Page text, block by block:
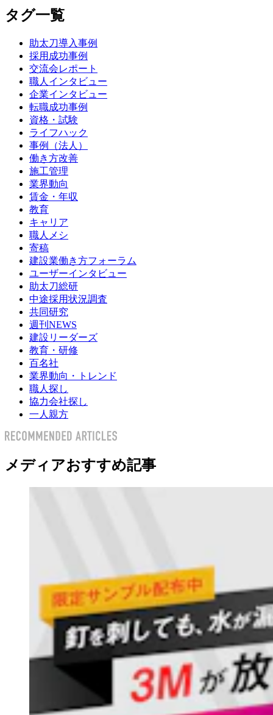
タグ一覧
助太刀導入事例
採用成功事例
交流会レポート
職人インタビュー
企業インタビュー
転職成功事例
資格・試験
ライフハック
事例（法人）
働き方改善
施工管理
業界動向
賃金・年収
教育
キャリア
職人メシ
寄稿
建設業働き方フォーラム
ユーザーインタビュー
助太刀総研
中途採用状況調査
共同研究
週刊NEWS
建設リーダーズ
教育・研修
百名社
業界動向・トレンド
職人探し
協力会社探し
一人親方
メディアおすすめ記事